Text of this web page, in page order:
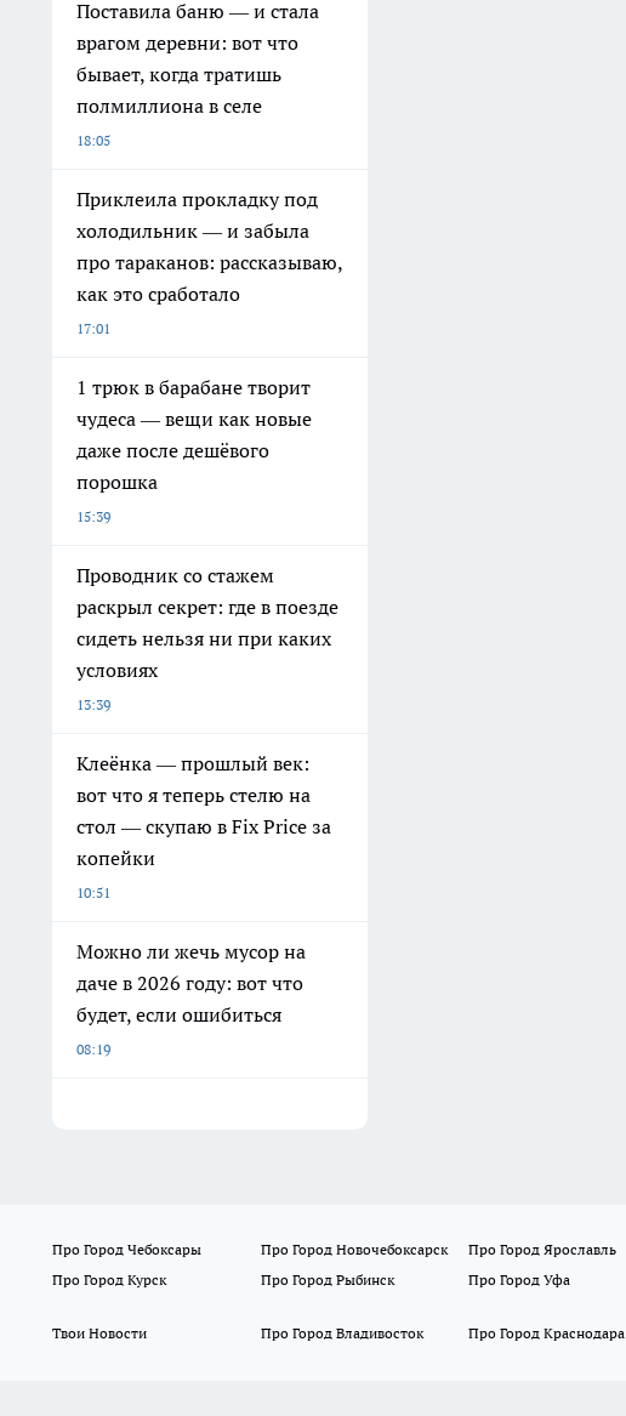
Поставила баню — и стала
врагом деревни: вот что
бывает, когда тратишь
полмиллиона в селе
18:05
Приклеила прокладку под
холодильник — и забыла
про тараканов: рассказываю,
как это сработало
17:01
1 трюк в барабане творит
чудеса — вещи как новые
даже после дешёвого
порошка
15:39
Проводник со стажем
раскрыл секрет: где в поезде
сидеть нельзя ни при каких
условиях
13:39
Клеёнка — прошлый век:
вот что я теперь стелю на
стол — скупаю в Fix Price за
копейки
10:51
Можно ли жечь мусор на
даче в 2026 году: вот что
будет, если ошибиться
08:19
Про Город Чебоксары Про Город Новочебоксарск Про Город Ярославль
Про Город Курск
Про Город Рыбинск Про Город Уфа
Твои Новости
Про Город Владивосток Про Город Краснодара